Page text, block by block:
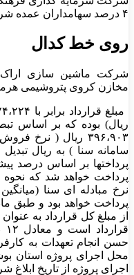
۴ درصد سهامداران عمده شرکت هستند .
روی خط کدال
شرکت ماشین سازی اراک
مخازن کروی پتروشیمی
سامانه سنا ) به ریال
پرداختها بر اساس درصد
پرداخت خواهد شد که نحوه
نرخ مبادله ای سنا
از مبلغ کل قرارداد به
حسن انجام تعهدات به
محل اجرای پروژه استان
اجرای پروژه از تاریخ ابلاغ شروع به